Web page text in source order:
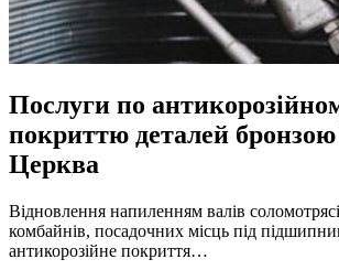
Послуги по
покриттю деталей бронзою
Церква
Відновлення напиленням валів
комбайнів, посадочних місць під
антикорозійне покриття…